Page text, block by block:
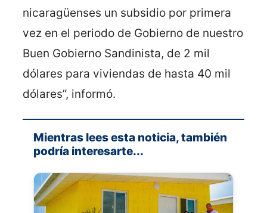
nicaragüenses un subsidio por primera
vez en el periodo de Gobierno de nuestro
Buen Gobierno Sandinista, de 2 mil
dólares para viviendas de hasta 40 mil
dólares”, informó.
Mientras lees esta noticia, también
podría interesarte...